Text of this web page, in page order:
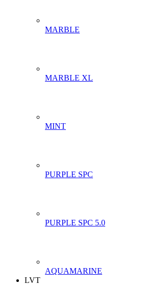
MARBLE
MARBLE XL
MINT
PURPLE SPC
PURPLE SPC 5.0
AQUAMARINE
LVT